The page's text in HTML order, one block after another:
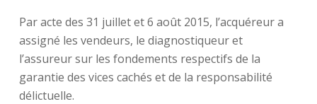
Par acte des 31 juillet et 6 août 2015, l’acquéreur a
assigné les vendeurs, le diagnostiqueur et
l’assureur sur les fondements respectifs de la
garantie des vices cachés et de la responsabilité
délictuelle.